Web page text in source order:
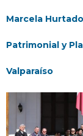
Marcela
Patrimonial y
Valparaíso